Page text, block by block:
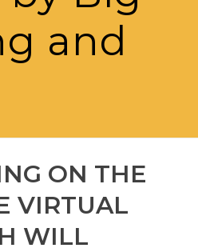
and
ON THE
VIRTUAL
WILL